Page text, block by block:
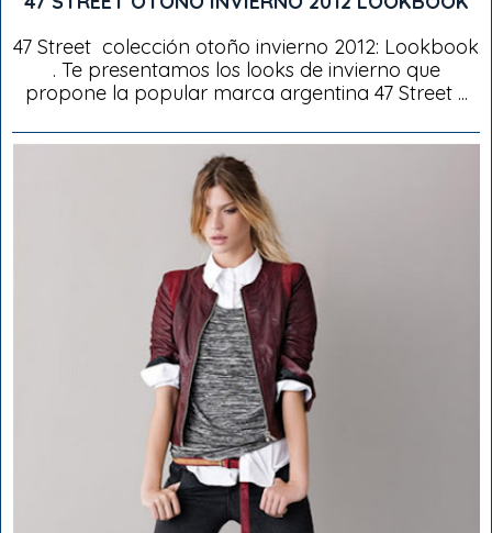
47 Street colección otoño invierno 2012: Lookbook
. Te presentamos los looks de invierno que
propone la popular marca argentina 47 Street ...